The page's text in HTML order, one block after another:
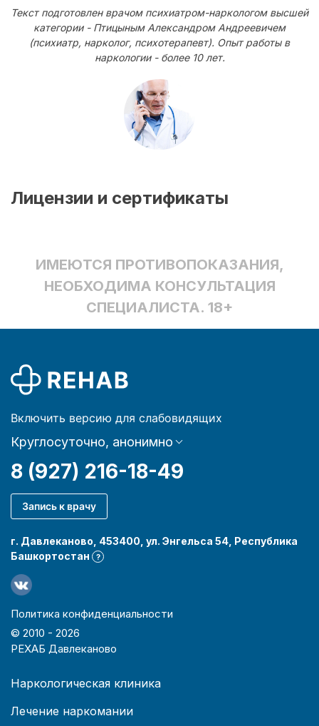
Текст подготовлен врачом психиатром-наркологом высшей
категории - Птицыным Александром Андреевичем
(психиатр, нарколог, психотерапевт). Опыт работы в
наркологии - более 10 лет.
Лицензии и сертификаты
ИМЕЮТСЯ ПРОТИВОПОКАЗАНИЯ,
НЕОБХОДИМА КОНСУЛЬТАЦИЯ
СПЕЦИАЛИСТА. 18+
Включить версию для слабовидящих
Круглосуточно, анонимно
8 (927) 216-18-49
Запись к врачу
г. Давлеканово, 453400, ул. Энгельса 54, Республика
Башкортостан
?
Политика конфиденциальности
© 2010 - 2026
РЕХАБ Давлеканово
Наркологическая клиника
Лечение наркомании